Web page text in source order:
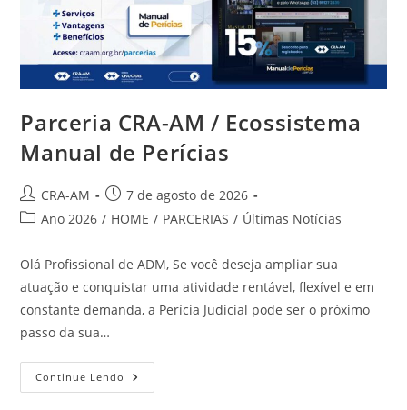
Parceria CRA-AM / Ecossistema
Manual de Perícias
CRA-AM
7 de agosto de 2026
Ano 2026 / HOME / PARCERIAS / Últimas Notícias
Olá Profissional de ADM, Se você deseja ampliar sua
atuação e conquistar uma atividade rentável, flexível e em
constante demanda, a Perícia Judicial pode ser o próximo
passo da sua…
Continue Lendo